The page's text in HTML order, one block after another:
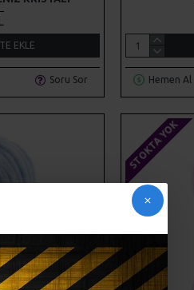
EKLE
Soru Sor Hemen Al
STOKTA YOK